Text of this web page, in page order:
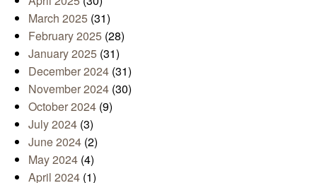
March 2025 (31)
February 2025 (28)
January 2025 (31)
December 2024 (31)
November 2024 (30)
October 2024 (9)
July 2024 (3)
June 2024 (2)
May 2024 (4)
April 2024 (1)